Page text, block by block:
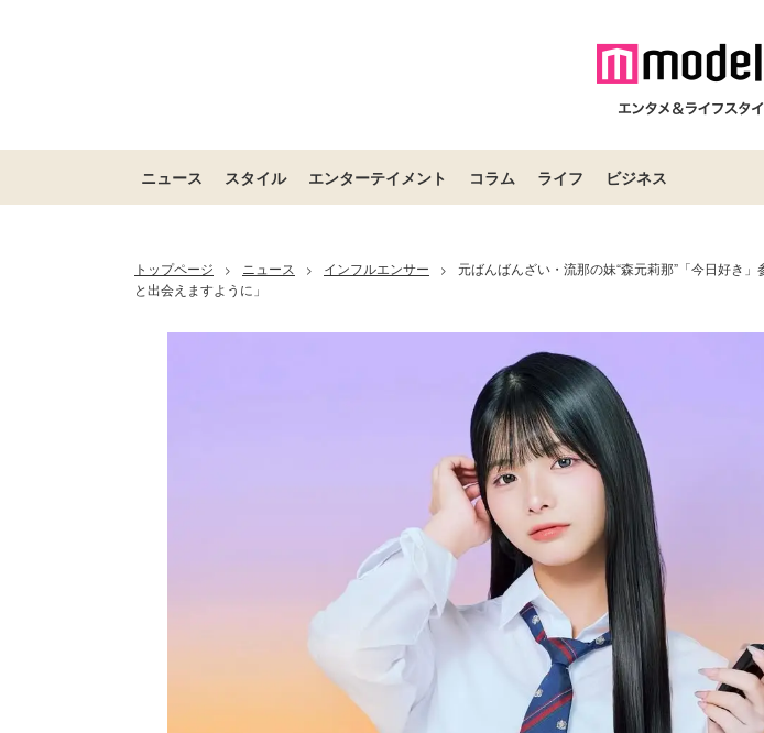
ニュース スタイル エンターテイメント コラム ライフ ビジネス
トップページ > ニュース > インフルエンサー >
元ばんばんざい・流那の妹“森元莉那”「今日好き
と出会えますように」